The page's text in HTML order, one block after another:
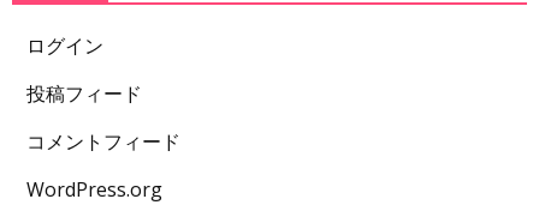
ログイン
投稿フィード
コメントフィード
WordPress.org